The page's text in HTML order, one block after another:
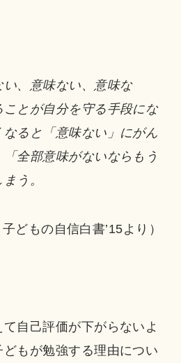
い、意味ない、意味な
とが自分を守る手段にな
なると「意味ない」にがん
全部意味がないならもう
う。
子どもの自信白書’15より）
て自己評価が下がらないよ
どもが勉強する理由につい